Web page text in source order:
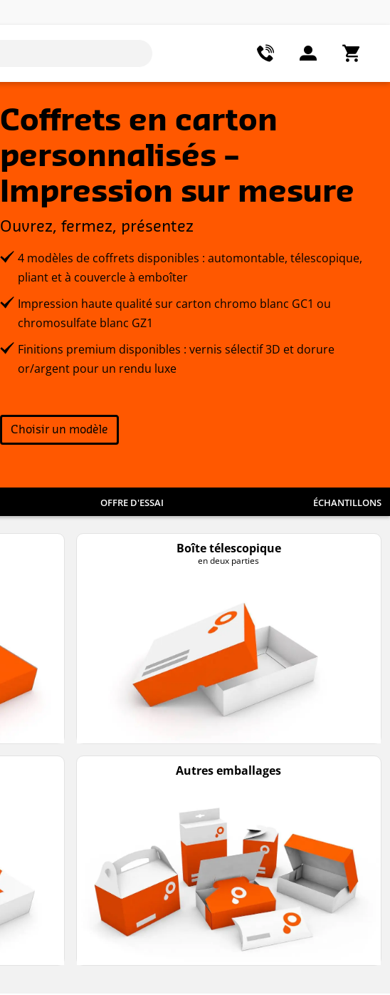
Coffrets en carton
personnalisés –
Impression sur mesure
Ouvrez, fermez, présentez
4 modèles de coffrets disponibles : automontable, télescopique,
pliant et à couvercle à emboîter
Impression haute qualité sur carton chromo blanc GC1 ou
chromosulfate blanc GZ1
Finitions premium disponibles : vernis sélectif 3D et dorure
or/argent pour un rendu luxe
Choisir un modèle
OFFRE D'ESSAI ÉCHANTILLONS
Boîte télescopique
en deux parties
Autres emballages